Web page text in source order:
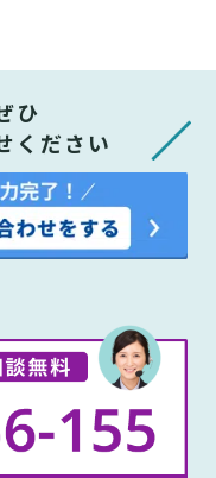
ひ
ください